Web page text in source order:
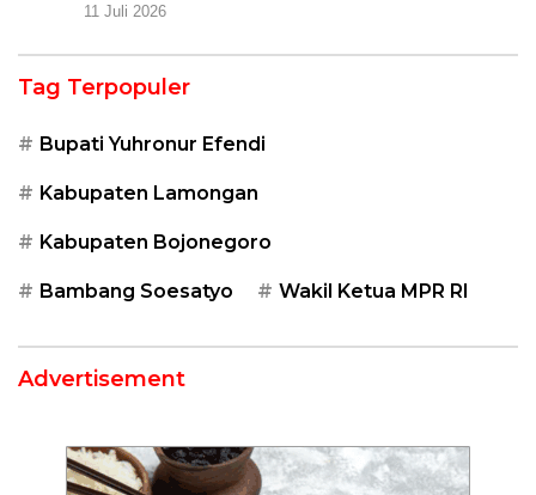
11 Juli 2026
Tag Terpopuler
Bupati Yuhronur Efendi
Kabupaten Lamongan
Kabupaten Bojonegoro
Bambang Soesatyo Wakil Ketua MPR RI
Advertisement